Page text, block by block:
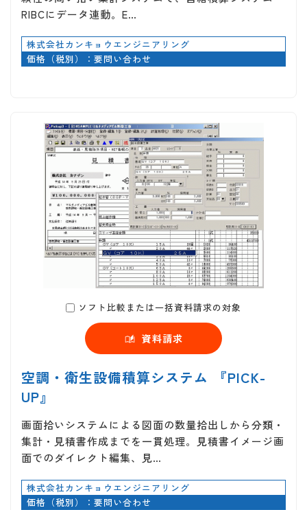
RIBCにデータ連動。E…
株式会社カンキョウエンジニアリング
価格（税別）：要問い合わせ
ソフト比較または一括資料請求の対象
資料請求
空調・衛生設備積算システム 『PICK-
UP』
画面拾いシステムによる図面の数量拾出しから分類・
集計・見積書作成までを一貫処理。見積書イメージ画
面でのダイレクト編集、見…
株式会社カンキョウエンジニアリング
価格（税別）：要問い合わせ